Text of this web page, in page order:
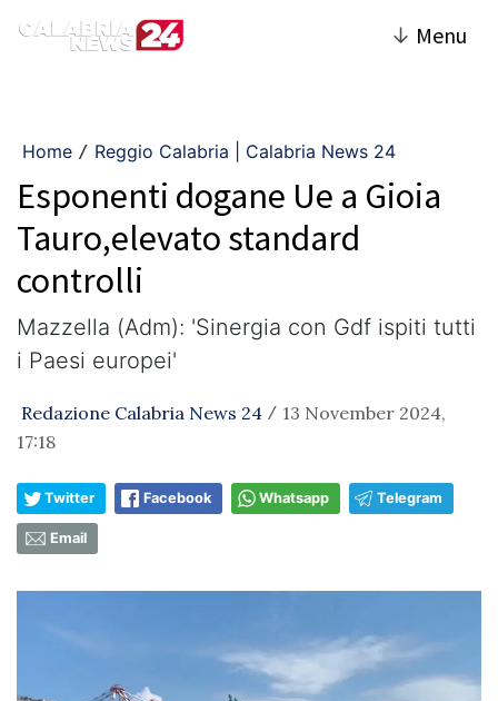
↓ Menu
Home / Reggio Calabria | Calabria News 24
Esponenti dogane Ue a Gioia
Tauro,elevato standard
controlli
Mazzella (Adm): 'Sinergia con Gdf ispiti tutti
i Paesi europei'
Redazione Calabria News 24 / 13 November 2024,
17:18
Twitter Facebook Whatsapp Telegram
Email